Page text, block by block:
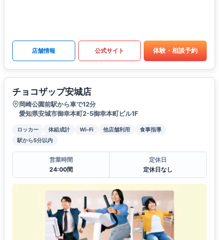
店舗情報 公式サイト 体験・相談予約
チョコザップ安城店
岡崎公園前駅から車で12分
愛知県安城市御幸本町2-5御幸本町ビル1F
ロッカー 体組成計 Wi-Fi 他店舗利用
食事指導
駅から5分以内
営業時間
24:00間
定休日
定休日なし